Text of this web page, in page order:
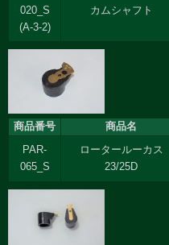
020_S
(A-3-2)
カムシャフト
商品番号 商品名
PAR-
065_S
ロータールーカス
23/25D